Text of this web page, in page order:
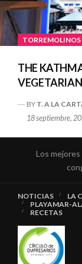
THE
BY T. A LA
18 septiembre,
Los
NOTICIAS
LA
PLAYAMAR-
RECETAS